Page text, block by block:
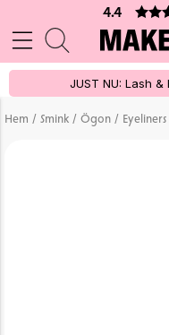
JUST NU: Lash
Hem / Smink / Ögon / Eyeliners